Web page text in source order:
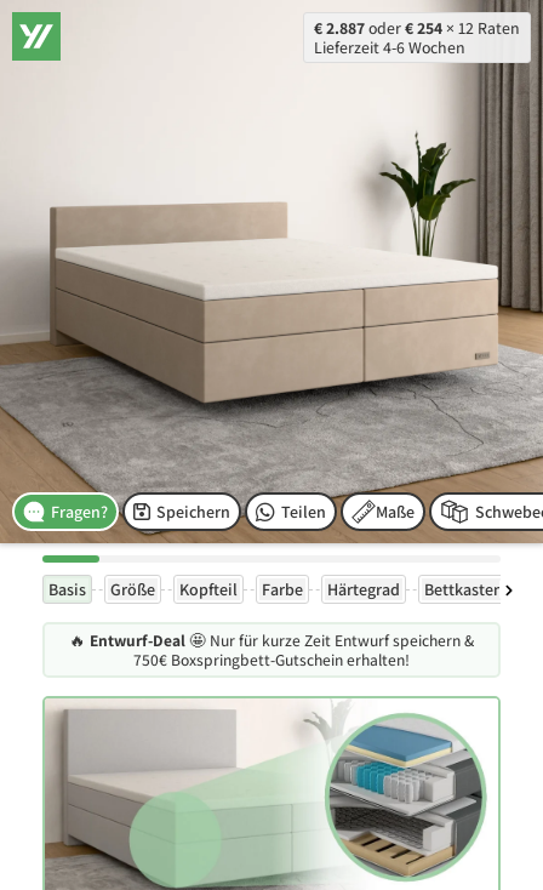
€ 2.887oder€ 254 × 12 Raten
Lieferzeit 4-6 Wochen
Fragen? Maße
Speichern Teilen
Basis Größe Kopfteil Farbe Härtegrad Bettkasten
🔥 Entwurf-Deal🤩 Nur für kurze Zeit Entwurf speichern &
750€ Boxspringbett-Gutschein erhalten!